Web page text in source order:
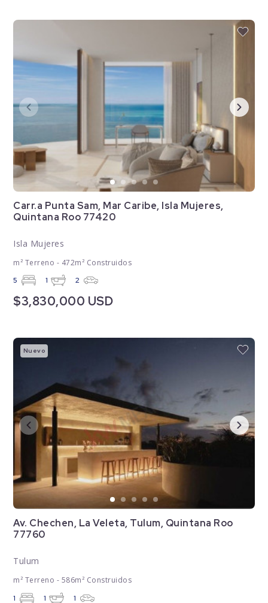
Carr.a Punta Sam, Mar Caribe, Isla Mujeres,
Quintana Roo 77420
Isla Mujeres
m² Terreno - 472m² Construidos
5 1 2
$3,830,000 USD
Av. Chechen, La Veleta, Tulum, Quintana Roo
77760
Tulum
m² Terreno - 586m² Construidos
1 1 1
Nuevo